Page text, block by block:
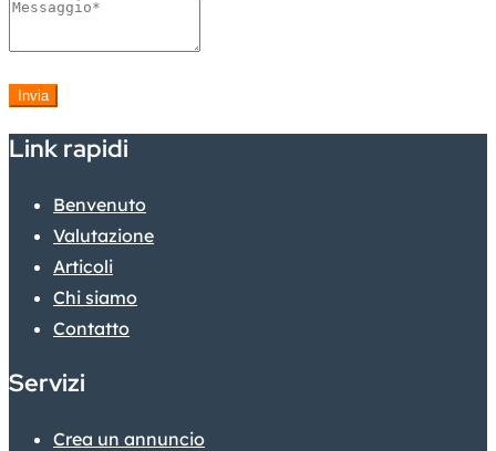
Invia
Link rapidi
Benvenuto
Valutazione
Articoli
Chi siamo
Contatto
Servizi
Crea un annuncio